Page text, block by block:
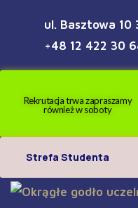
ul. Basztowa 10
+48 12 422 30
Rekrutacja trwa zapraszamy
również w soboty
Strefa Studenta